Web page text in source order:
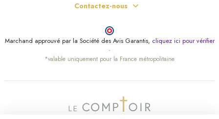
Contactez-nous
Marchand approuvé par la Société des Avis Garantis, cliquez ici pour vérifier
.
*valable uniquement pour la France métropolitaine